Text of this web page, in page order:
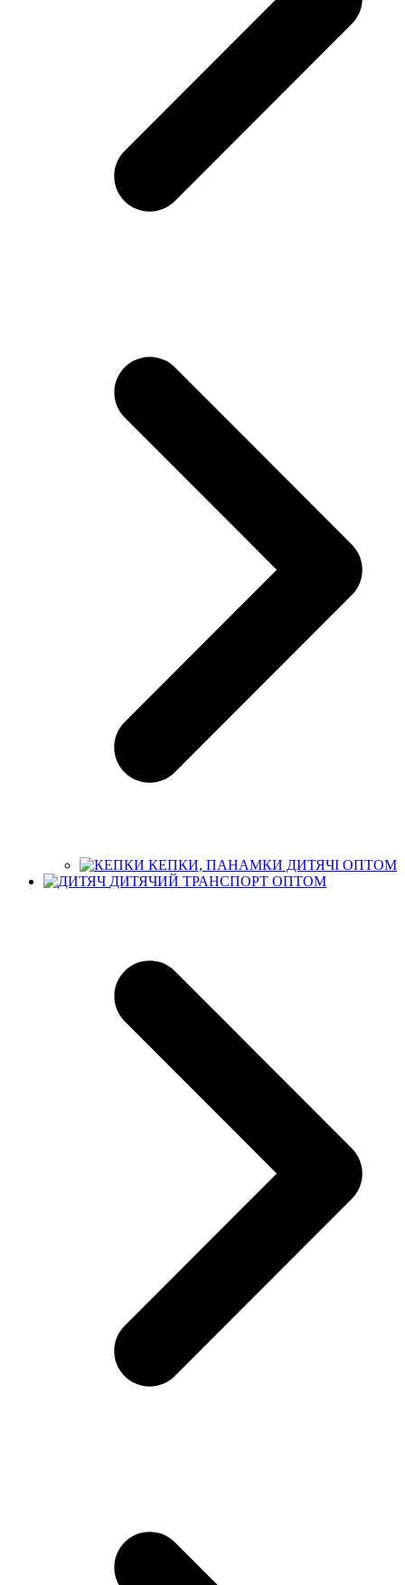
КЕПКИ, ПАНАМКИ ДИТЯЧІ ОПТОМ
ДИТЯЧИЙ ТРАНСПОРТ ОПТОМ